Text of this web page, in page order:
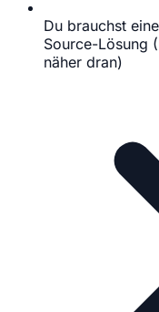
Du brauchst
Source-Lösung
näher dran)